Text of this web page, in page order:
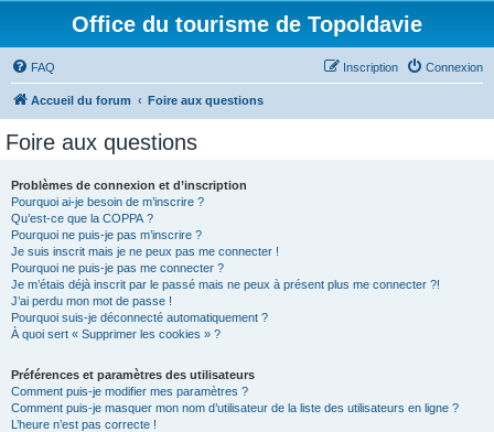
Office du tourisme de Topoldavie
FAQ Connexion
Inscription
Accueil du forum Foire aux questions
Foire aux questions
Problèmes de connexion et d’inscription
Pourquoi ai-je besoin de m’inscrire ?
Qu’est-ce que la COPPA ?
Pourquoi ne puis-je pas m’inscrire ?
Je suis inscrit mais je ne peux pas me connecter !
Pourquoi ne puis-je pas me connecter ?
Je m’étais déjà inscrit par le passé mais ne peux à présent plus me connecter ?!
J’ai perdu mon mot de passe !
Pourquoi suis-je déconnecté automatiquement ?
À quoi sert « Supprimer les cookies » ?
Préférences et paramètres des utilisateurs
Comment puis-je modifier mes paramètres ?
Comment puis-je masquer mon nom d’utilisateur de la liste des utilisateurs en ligne ?
L’heure n’est pas correcte !